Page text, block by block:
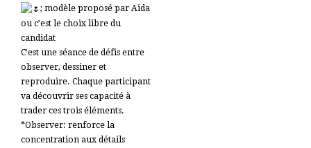
; modèle proposé par Aida
ou c’est le choix libre du
candidat
C’est une séance de défis entre
observer, dessiner et
reproduire. Chaque participant
va découvrir ses capacité à
trader ces trois éléments.
*Observer: renforce la
concentration aux détails